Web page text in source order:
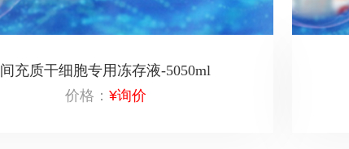
间充质干细胞专用冻存液-5050ml
价格： ¥询价